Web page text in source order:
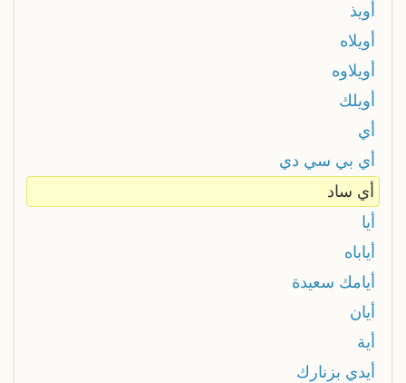
أويذ
أويلاه
أويلاوه
أويلك
أي
أي بي سي دي
أي ساد
أيا
أياباه
أيامك سعيدة
أيان
أية
أيدي بزنارك